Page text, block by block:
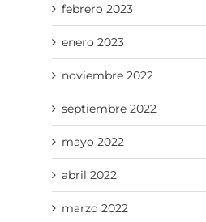
febrero 2023
enero 2023
noviembre 2022
septiembre 2022
mayo 2022
abril 2022
marzo 2022